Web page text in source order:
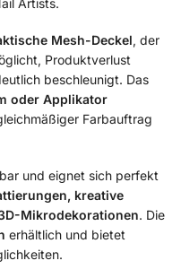
Mesh-Deckel, der
Produktverlust
beschleunigt. Das
oder Applikator
Farbauftrag
und eignet sich perfekt
kreative
Mikrodekorationen. Die
erhältlich und bietet